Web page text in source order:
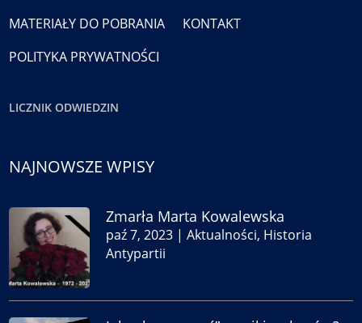
MATERIAŁY DO POBRANIA
KONTAKT
POLITYKA PRYWATNOŚCI
LICZNIK ODWIEDZIN
NAJNOWSZE WPISY
Zmarła Marta Kowalewska
paź 7, 2023 |Aktualności, Historia
Antypartii